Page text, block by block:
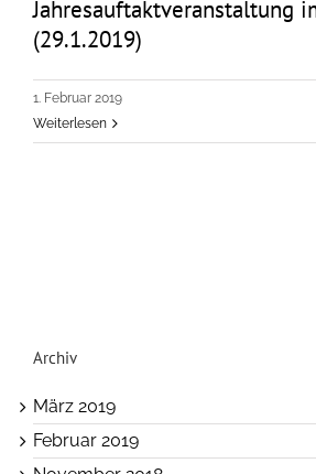
Jahresauftaktveranstaltung
(29.1.2019)
1. Februar 2019
Weiterlesen
Archiv
März 2019
Februar 2019